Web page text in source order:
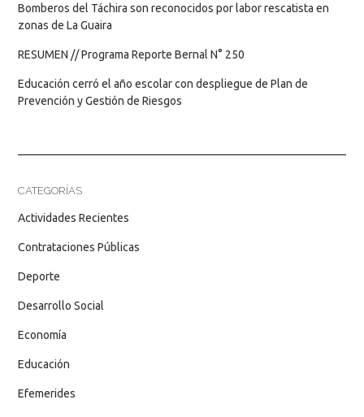
Bomberos del Táchira son reconocidos por labor rescatista en
zonas de La Guaira
RESUMEN // Programa Reporte Bernal N° 250
Educación cerró el año escolar con despliegue de Plan de
Prevención y Gestión de Riesgos
CATEGORÍAS
Actividades Recientes
Contrataciones Públicas
Deporte
Desarrollo Social
Economía
Educación
Efemerides